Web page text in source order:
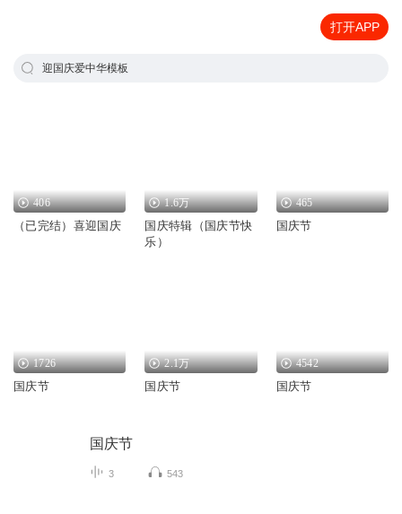
打开APP
迎国庆爱中华模板
406
（已完结）喜迎国庆
1.6万
国庆特辑（国庆节快
乐）
465
国庆节
1726
国庆节
2.1万
国庆节
4542
国庆节
国庆节
3 543